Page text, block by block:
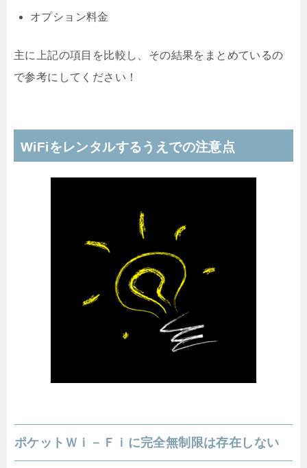
オプション料金
主に上記の項目を比較し、その結果をまとめているの
で参考にしてください！
WiFiをレンタルするうえでの注意点
ポケットＷｉ－Ｆｉに完全無制限は存在しない